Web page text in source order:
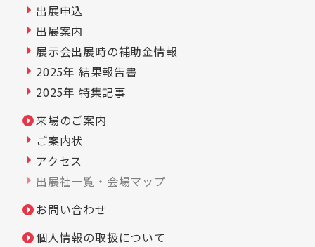
出展申込
出展案内
展示会出展時の補助金情報
2025年 結果報告書
2025年 特集記事
来場のご案内
ご案内状
アクセス
出展社一覧・会場マップ
お問い合わせ
個人情報の取扱について